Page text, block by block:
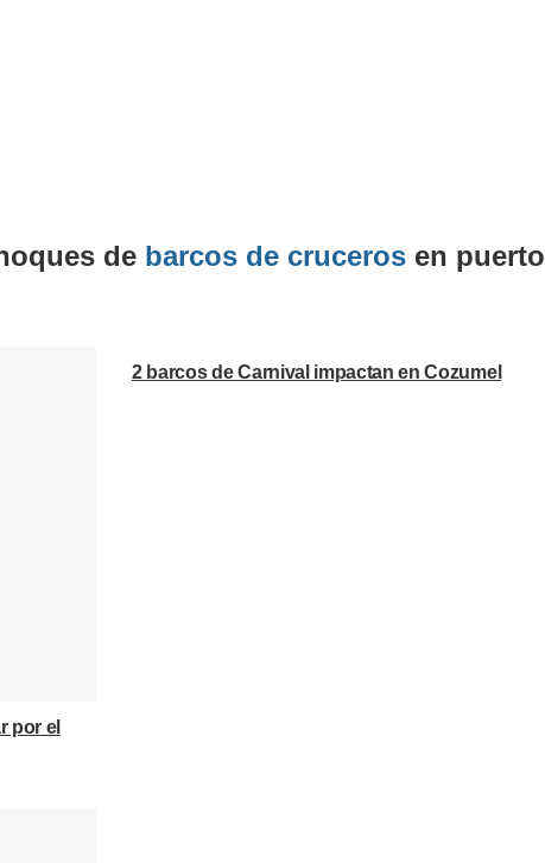
de barcos de cruceros en puerto
por el
2 barcos de Carnival impactan en Cozumel